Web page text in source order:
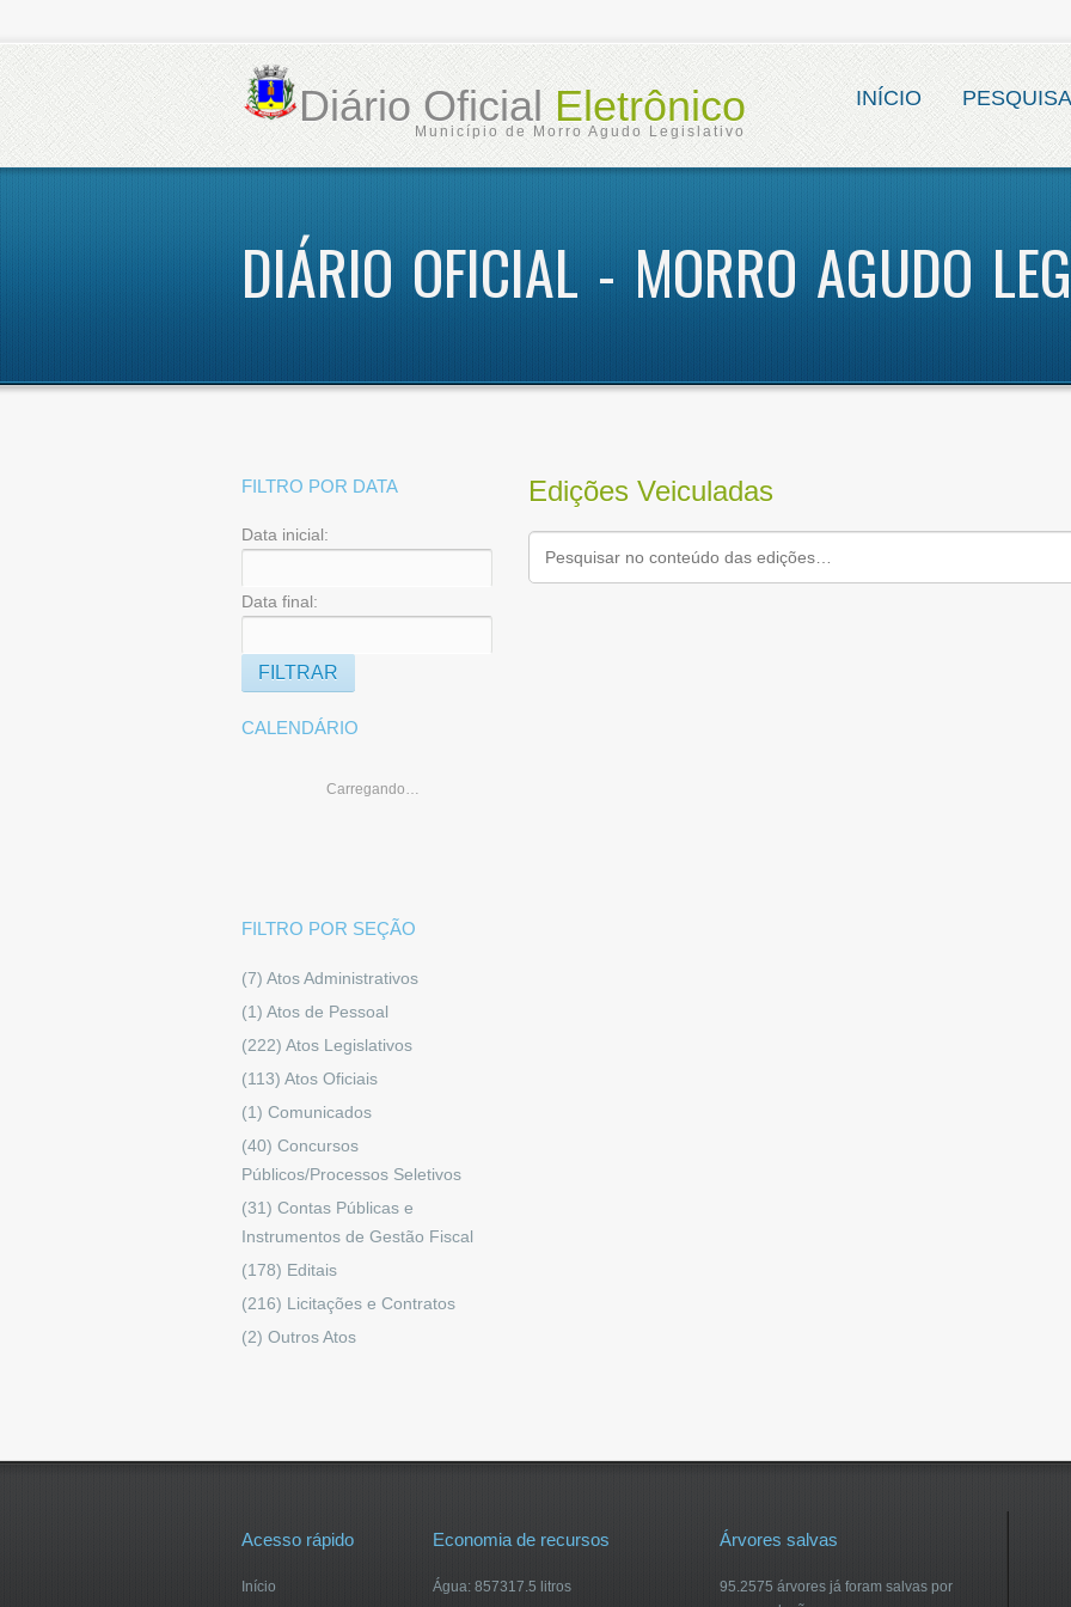
Diário OficialEletrônico
Município de Morro Agudo Legislativo
INÍCIO
DIÁRIO OFICIAL - MORRO AGUDO
FILTRO POR DATA
Data inicial:
Data final:
CALENDÁRIO
Carregando…
FILTRO POR SEÇÃO
(7) Atos Administrativos
(1) Atos de Pessoal
(222) Atos Legislativos
(113) Atos Oficiais
(1) Comunicados
(40) Concursos
Públicos/Processos Seletivos
(31) Contas Públicas e
Instrumentos de Gestão Fiscal
(178) Editais
(216) Licitações e Contratos
(2) Outros Atos
Edições Veiculadas
Acesso rápido
Início
Economia de recursos
Água: 857317.5 litros
Árvores salvas
95.2575 árvores já foram salvas por